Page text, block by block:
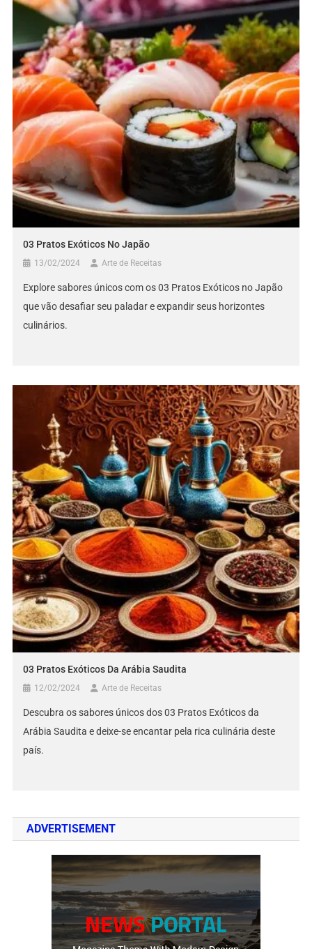
03 Pratos Exóticos No Japão
13/02/2024 Arte de Receitas
Explore sabores únicos com os 03 Pratos Exóticos no Japão
que vão desafiar seu paladar e expandir seus horizontes
culinários.
03 Pratos Exóticos Da Arábia Saudita
12/02/2024 Arte de Receitas
Descubra os sabores únicos dos 03 Pratos Exóticos da
Arábia Saudita e deixe-se encantar pela rica culinária deste
país.
ADVERTISEMENT